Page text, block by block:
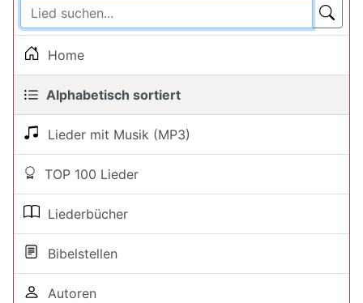
Home
Alphabetisch sortiert
Lieder mit Musik (MP3)
TOP 100 Lieder
Liederbücher
Bibelstellen
Autoren